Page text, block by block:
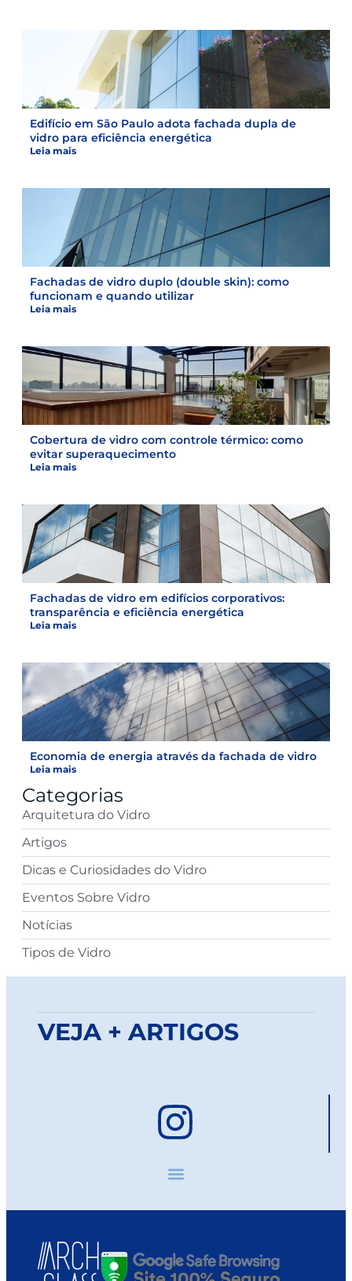
Edifício em São Paulo adota fachada dupla de
vidro para eficiência energética
Leia mais
Fachadas de vidro duplo (double skin): como
funcionam e quando utilizar
Leia mais
Cobertura de vidro com controle térmico: como
evitar superaquecimento
Leia mais
Fachadas de vidro em edifícios corporativos:
transparência e eficiência energética
Leia mais
Economia de energia através da fachada de vidro
Leia mais
Categorias
Arquitetura do Vidro
Artigos
Dicas e Curiosidades do Vidro
Eventos Sobre Vidro
Notícias
Tipos de Vidro
VEJA + ARTIGOS